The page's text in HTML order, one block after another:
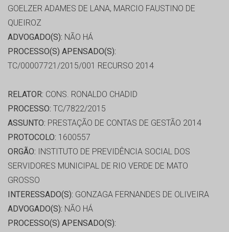
GOELZER ADAMES DE LANA, MARCIO FAUSTINO DE
QUEIROZ
ADVOGADO(S): NÃO HÁ
PROCESSO(S) APENSADO(S):
TC/00007721/2015/001 RECURSO 2014
RELATOR: CONS. RONALDO CHADID
PROCESSO: TC/7822/2015
ASSUNTO: PRESTAÇÃO DE CONTAS DE GESTÃO 2014
PROTOCOLO: 1600557
ORGÃO: INSTITUTO DE PREVIDÊNCIA SOCIAL DOS
SERVIDORES MUNICIPAL DE RIO VERDE DE MATO
GROSSO
INTERESSADO(S): GONZAGA FERNANDES DE OLIVEIRA
ADVOGADO(S): NÃO HÁ
PROCESSO(S) APENSADO(S):